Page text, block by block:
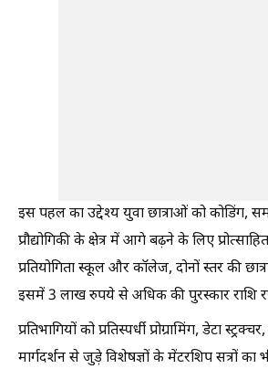
इस पहल का उद्देश्य युवा छात्राओं को कोडिंग,
प्रौद्योगिकी के क्षेत्र में आगे बढ़ने के लिए
प्रतियोगिता स्कूल और कॉलेज, दोनों स्तर की
इसमें 3 लाख रुपये से अधिक की पुरस्कार राशि
प्रतिभागियों को प्रतिस्पर्धी प्रोग्रामिंग, डेटा
मार्गदर्शन से जुड़े विशेषज्ञों के मेंटरशिप सत्रों का